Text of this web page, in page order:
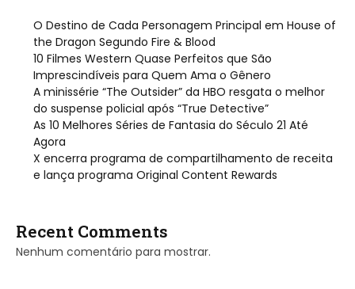
O Destino de Cada Personagem Principal em House of
the Dragon Segundo Fire & Blood
10 Filmes Western Quase Perfeitos que São
Imprescindíveis para Quem Ama o Gênero
A minissérie “The Outsider” da HBO resgata o melhor
do suspense policial após “True Detective”
As 10 Melhores Séries de Fantasia do Século 21 Até
Agora
X encerra programa de compartilhamento de receita
e lança programa Original Content Rewards
Recent Comments
Nenhum comentário para mostrar.